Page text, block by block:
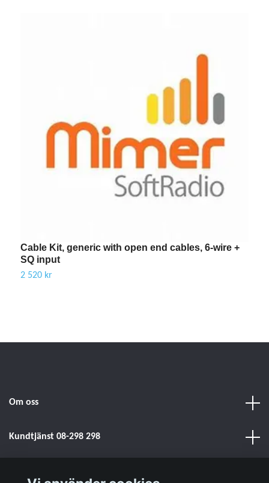
Cable Kit, generic with open end cables, 6-wire +
SQ input
2 520 kr
Om oss
Kundtjänst 08-298 298